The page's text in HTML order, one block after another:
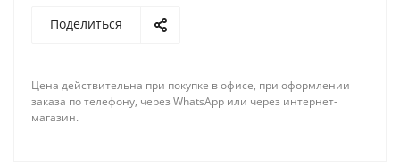
Поделиться
Цена действительна при покупке в офисе, при оформлении
заказа по телефону, через WhatsApp или через интернет-
магазин.